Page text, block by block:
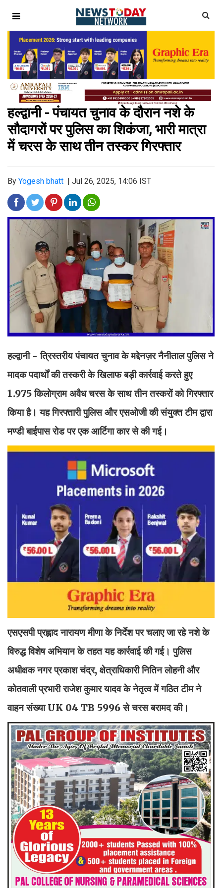
हल्द्वानी - पंचायत चुनाव के दौरान नशे के
सौदागरों पर पुलिस का शिकंजा, भारी मात्रा
में चरस के साथ तीन तस्कर गिरफ्तार
By Yogesh bhatt Jul 26, 2025, 14:06 IST
हल्द्वानी - त्रिस्तरीय पंचायत चुनाव के मद्देनज़र नैनीताल पुलिस ने
मादक पदार्थों की तस्करी के खिलाफ बड़ी कार्रवाई करते हुए
1.975 किलोग्राम अवैध चरस के साथ तीन तस्करों को गिरफ्तार
किया है। यह गिरफ्तारी पुलिस और एसओजी की संयुक्त टीम द्वारा
मण्डी बाईपास रोड पर एक आर्टिगा कार से की गई।
एसएसपी प्रह्लाद नारायण मीणा के निर्देश पर चलाए जा रहे नशे के
विरुद्ध विशेष अभियान के तहत यह कार्रवाई की गई। पुलिस
अधीक्षक नगर प्रकाश चंद्र, क्षेत्राधिकारी नितिन लोहनी और
कोतवाली प्रभारी राजेश कुमार यादव के नेतृत्व में गठित टीम ने
वाहन संख्या UK 04 TB 5996 से चरस बरामद की।